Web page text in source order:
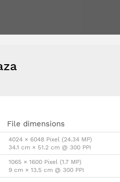
File dimensions
4024 × 6048 Pixel (24.34 MP)
34.1 cm × 51.2 cm @ 300 PPI
1065 × 1600 Pixel (1.7 MP)
9 cm × 13.5 cm @ 300 PPI